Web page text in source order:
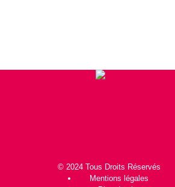
© 2024 Tous Droits Réservés
Mentions légales